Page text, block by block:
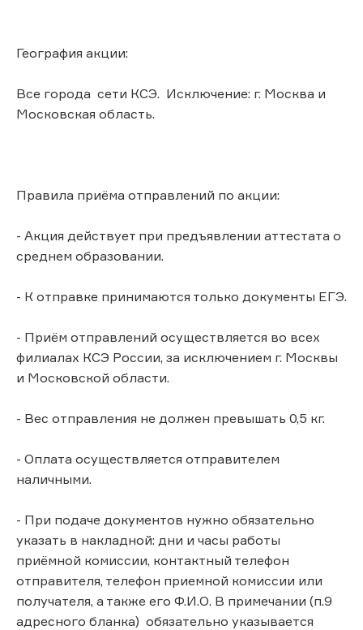
География акции:
Все города сети КСЭ. Исключение: г. Москва и
Московская область.
Правила приёма отправлений по акции:
- Акция действует при предъявлении аттестата о
среднем образовании.
- К отправке принимаются только документы ЕГЭ.
- Приём отправлений осуществляется во всех
филиалах КСЭ России, за исключением г. Москвы
и Московской области.
- Вес отправления не должен превышать 0,5 кг.
- Оплата осуществляется отправителем
наличными.
- При подаче документов нужно обязательно
указать в накладной: дни и часы работы
приёмной комиссии, контактный телефон
отправителя, телефон приемной комиссии или
получателя, а также его Ф.И.О. В примечании (п.9
адресного бланка) обязательно указывается